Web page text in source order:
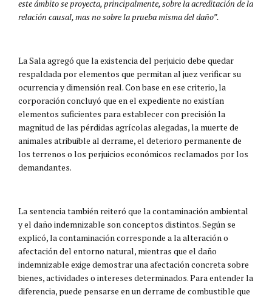
este ámbito se proyecta, principalmente, sobre la acreditación de la
relación causal, mas no sobre la prueba misma del daño”.
La Sala agregó que la existencia del perjuicio debe quedar
respaldada por elementos que permitan al juez verificar su
ocurrencia y dimensión real. Con base en ese criterio, la
corporación concluyó que en el expediente no existían
elementos suficientes para establecer con precisión la
magnitud de las pérdidas agrícolas alegadas, la muerte de
animales atribuible al derrame, el deterioro permanente de
los terrenos o los perjuicios económicos reclamados por los
demandantes.
La sentencia también reiteró que la contaminación ambiental
y el daño indemnizable son conceptos distintos. Según se
explicó, la contaminación corresponde a la alteración o
afectación del entorno natural, mientras que el daño
indemnizable exige demostrar una afectación concreta sobre
bienes, actividades o intereses determinados. Para entender la
diferencia, puede pensarse en un derrame de combustible que